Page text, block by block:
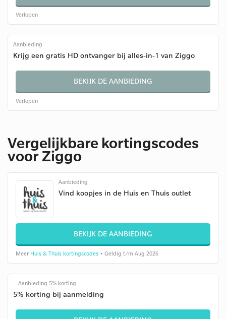
Verlopen
Aanbieding
Krijg een gratis HD ontvanger bij alles-in-1 van Ziggo
BEKIJK DE AANBIEDING
Verlopen
Vergelijkbare kortingscodes
voor Ziggo
Aanbieding
Vind koopjes in de Huis en Thuis outlet
BEKIJK DE AANBIEDING
Meer Huis & Thuis kortingscodes • Geldig t/m Aug 2026
Aanbieding 5% korting
5% korting bij aanmelding